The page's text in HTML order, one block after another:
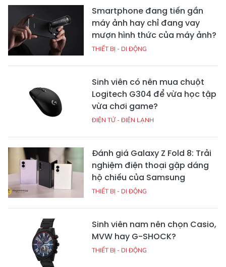
Smartphone đang tiến gần
máy ảnh hay chỉ đang vay
mượn hình thức của máy ảnh?
THIẾT BỊ - DI ĐỘNG
Sinh viên có nên mua chuột
Logitech G304 để vừa học tập
vừa chơi game?
ĐIỆN TỬ - ĐIỆN LẠNH
Đánh giá Galaxy Z Fold 8: Trải
nghiệm điện thoại gập dáng
hộ chiếu của Samsung
THIẾT BỊ - DI ĐỘNG
Sinh viên nam nên chọn Casio,
MVW hay G-SHOCK?
THIẾT BỊ - DI ĐỘNG